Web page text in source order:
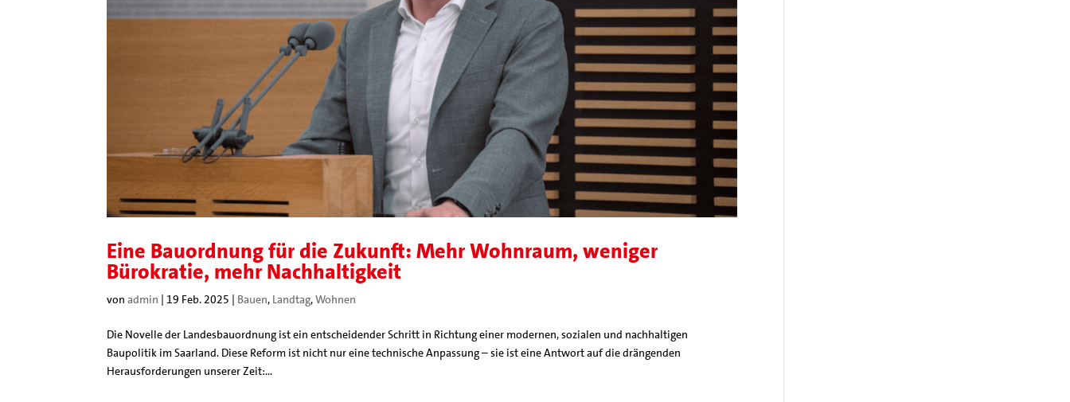
Eine Bauordnung für die Zukunft: Mehr Wohnraum, weniger
Bürokratie, mehr Nachhaltigkeit
vonadmin | 19 Feb. 2025 | Bauen, Landtag,Wohnen
Die Novelle der Landesbauordnung ist ein entscheidender Schritt in Richtung einer modernen, sozialen und nachhaltigen
Baupolitik im Saarland. Diese Reform ist nicht nur eine technische Anpassung – sie ist eine Antwort auf die drängenden
Herausforderungen unserer Zeit:...